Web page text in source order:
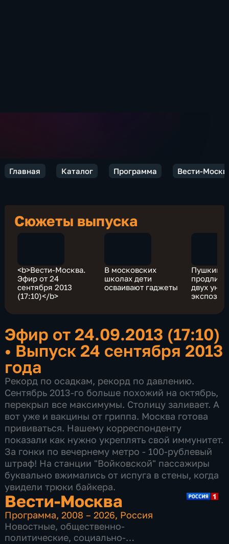
Главная Каталог Программа Вести-
Сюжеты выпуска
<b>Вести-Москва.
Эфир от 24
сентября 2013
(17:10)</b>
В московских
школах дети
осваивают гаджеты
продлил
двух
Эфир от 24.09.2013 (17:10)
• Выпуск 24 сентября 2013
года
Рекорд по осадкам, рекорд по давлению.
Сентябрь 2013-го больше похожий на октябрь,
перекрыл все максимумы. Столицу заливает. А
вот уже и вакцины от гриппа. Москва готова
прививаться. Нашему корреспонденту
показали как нужно укреплять свой иммунитет.
За гонки по вечернему метро - 100-рублевый
штраф! На станции "Войковской" пассажиры
буквально вжимались от испуга в стены, когда
увидели трюки байкера.
Вести-Москва
Программа,2008 – 2026, Россия
Новостные, общественно-
политические, социально-